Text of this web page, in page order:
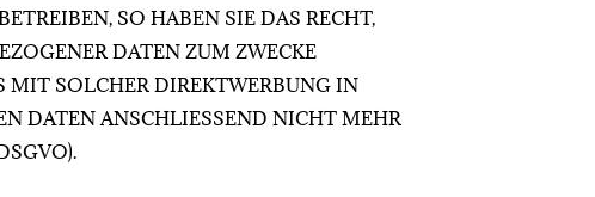
SO HABEN SIE DAS RECHT,
DATEN ZUM ZWECKE
MIT SOLCHER DIREKTWERBUNG IN
DATEN ANSCHLIESSEND NICHT MEHR